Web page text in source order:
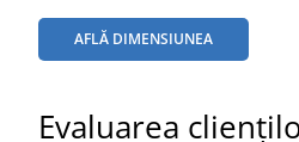
AFLĂ DIMENSIUNEA
Evaluarea